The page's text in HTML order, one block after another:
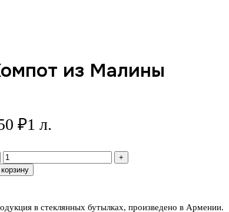
из Малины
₽1 л.
Количество
товара
Компот
в стеклянных бутылках, произведено в Армении.